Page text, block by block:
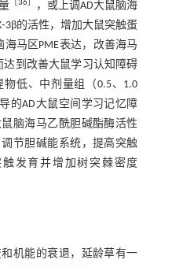
［ 36］
，或上调AD大鼠脑海
的活性，增加大鼠突触蛋
海马区PME表达，改善海马
达到改善大鼠学习认知障碍
低、中剂量组（0.5、1.0
的AD大鼠空间学习记忆障
脑海马乙酰胆碱酯酶活性
节胆碱能系统，提高突触
发育并增加树突棘密度
机能的衰退，延龄草有一